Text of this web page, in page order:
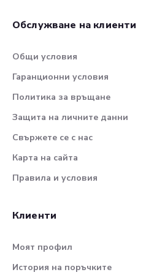
Обслужване на клиенти
Общи условия
Гаранционни условия
Политика за връщане
Защита на личните данни
Свържете се с нас
Карта на сайта
Правила и условия
Клиенти
Моят профил
История на поръчките